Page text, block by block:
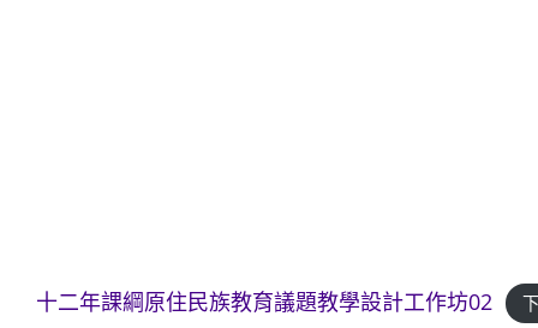
十二年課綱原住民族教育議題教學設計工作坊02